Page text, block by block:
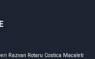
Razvan Rotaru Costica Macaleti